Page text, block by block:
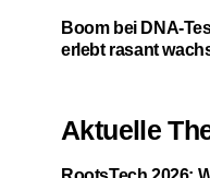
Boom bei DNA-
erlebt rasant
Aktuelle